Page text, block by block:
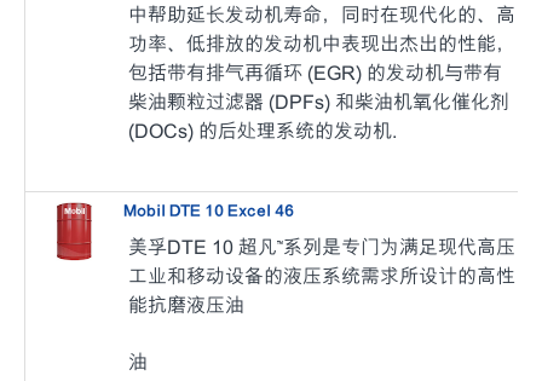
中帮助延长发动机寿命，同时在现代化的、高
功率、低排放的发动机中表现出杰出的性能，
包括带有排气再循环 (EGR) 的发动机与带有
柴油颗粒过滤器 (DPFs) 和柴油机氧化催化剂
(DOCs) 的后处理系统的发动机.
Mobil DTE 10 Excel 46
美孚DTE 10 超凡™系列是专门为满足现代高压
工业和移动设备的液压系统需求所设计的高性
能抗磨液压油
油